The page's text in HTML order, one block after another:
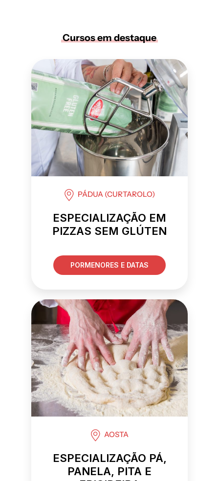
Cursos em destaque
PÁDUA (CURTAROLO)
ESPECIALIZAÇÃO EM
PIZZAS SEM GLÚTEN
PORMENORES E DATAS
AOSTA
ESPECIALIZAÇÃO PÁ,
PANELA, PITA E